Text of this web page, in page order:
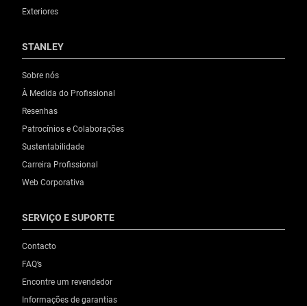
Exteriores
STANLEY
Sobre nós
À Medida do Profissional
Resenhas
Patrocínios e Colaborações
Sustentabilidade
Carreira Profissional
Web Corporativa
SERVIÇO E SUPORTE
Contacto
FAQ’s
Encontre um revendedor
Informações de garantias